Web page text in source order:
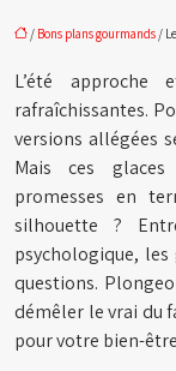
/ Bons plans gourmands /
L’été
rafraîchissantes.
versions allégées
Mais ces
promesses en
silhouette ?
psychologique,
questions.
démêler le vrai du
pour votre bien-